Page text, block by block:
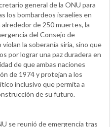
general de la ONU para
los bombardeos israelíes en
de 250 muertes, la
del Consejo de
la soberanía siria, sino que
por lograr una paz duradera en
de que ambas naciones
de 1974 y protejan a los
inclusivo que permita a
de su futuro.
se reunió de emergencia tras